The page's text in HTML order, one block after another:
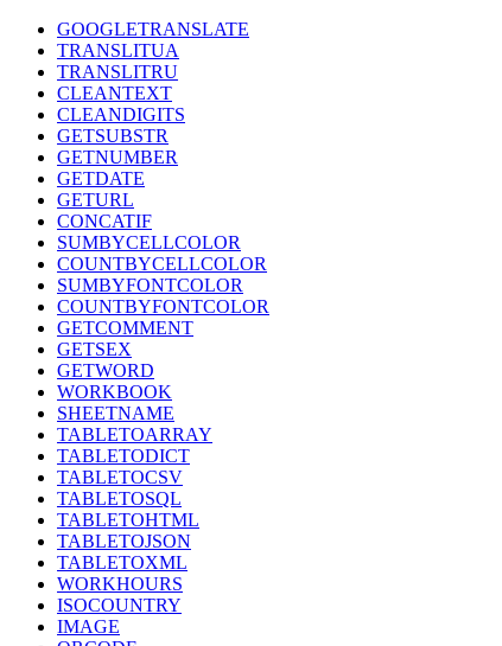
GOOGLETRANSLATE
TRANSLITUA
TRANSLITRU
CLEANTEXT
CLEANDIGITS
GETSUBSTR
GETNUMBER
GETDATE
GETURL
CONCATIF
SUMBYCELLCOLOR
COUNTBYCELLCOLOR
SUMBYFONTCOLOR
COUNTBYFONTCOLOR
GETCOMMENT
GETSEX
GETWORD
WORKBOOK
SHEETNAME
TABLETOARRAY
TABLETODICT
TABLETOCSV
TABLETOSQL
TABLETOHTML
TABLETOJSON
TABLETOXML
WORKHOURS
ISOCOUNTRY
IMAGE